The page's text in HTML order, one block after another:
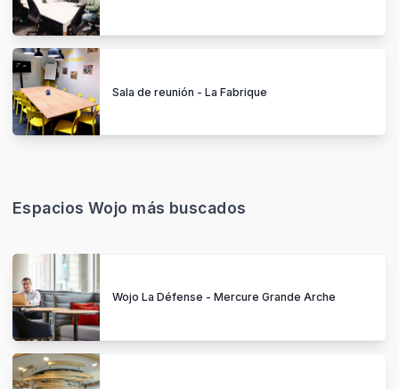
Sala de reunión - La Fabrique
Espacios Wojo más buscados
Wojo La Défense - Mercure Grande Arche